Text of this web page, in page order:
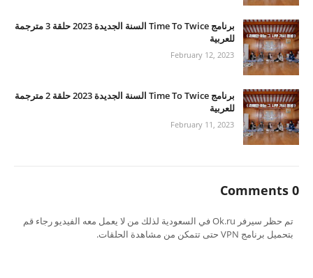
برنامج Time To Twice السنة الجديدة 2023 حلقة 3 مترجمة
للعربية
February 12, 2023
برنامج Time To Twice السنة الجديدة 2023 حلقة 2 مترجمة
للعربية
February 11, 2023
0 Comments
تم حظر سيرفر Ok.ru في السعودية لذلك من لا يعمل معه الفيديو رجاء قم
بتحميل برنامج VPN حتى تتمكن من مشاهدة الحلقات.